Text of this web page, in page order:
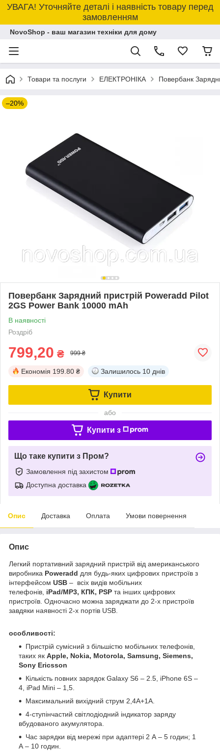
УВАГА! Уточняйте деталі і наявність товару перед
замовленням
NovoShop - ваш магазин техніки для дому
Товари та послуги ЕЛЕКТРОНІКА Повербанк
–20%
Повербанк Зарядний пристрій Poweradd Pilot
2GS Power Bank 10000 mAh
В наявності
Роздріб
799,20 ₴ 999 ₴
Економія 199.80 ₴ Залишилось 10 днів
Купити
або
Купити з
Що таке купити з Пром?
Замовлення під захистом
Доступна доставка
Опис Доставка Оплата Умови повернення
Опис
Легкий портативний зарядний пристрій від американського
виробника Poweradd для будь-яких цифрових пристроїв з
інтерфейсом USB – всіх видів мобільних
телефонів, iPad/MP3, КПК, PSP та інших цифрових
пристроїв. Одночасно можна заряджати до 2-х пристроїв
завдяки наявності 2-х портів USB.
особливості:
Пристрій сумісний з більшістю мобільних телефонів,
таких як Apple, Nokia, Motorola, Samsung, Siemens,
Sony Ericsson
Кількість повних зарядок Galaxy S6 – 2.5, iPhone 6S –
4, iPad Mini – 1,5.
Максимальний вихідний струм 2,4А+1А.
4-ступінчастий світлодіодний індикатор заряду
вбудованого акумулятора.
Час зарядки від мережі при адаптері 2 А – 5 годин; 1
А – 10 годин.